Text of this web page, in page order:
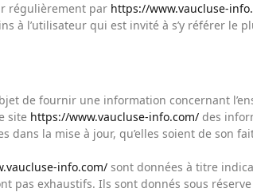
régulièrement par https://www.vaucluse-
à l’utilisateur qui est invité à s’y référer le
de fournir une information concernant
site https://www.vaucluse-info.com/ des
dans la mise à jour, qu’elles soient de
info.com/ sont données à titre
pas exhaustifs. Ils sont donnés sous